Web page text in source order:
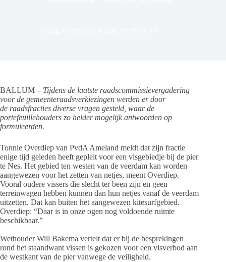
BALLUM – Tijdens de laatste raadscommissievergadering
voor de gemeenteraadsverkiezingen werden er door
de raadsfracties diverse vragen gesteld, waar de
portefeuillehouders zo helder mogelijk antwoorden op
formuleerden.
Tonnie Overdiep van PvdA Ameland meldt dat zijn fractie
enige tijd geleden heeft gepleit voor een visgebiedje bij de pier
te Nes. Het gebied ten westen van de veerdam kan worden
aangewezen voor het zetten van netjes, meent Overdiep.
Vooral oudere vissers die slecht ter been zijn en geen
terreinwagen hebben kunnen dan hun netjes vanaf de veerdam
uitzetten. Dat kan buiten het aangewezen kitesurfgebied.
Overdiep: “Daar is in onze ogen nog voldoende ruimte
beschikbaar.”
Wethouder Will Bakema vertelt dat er bij de besprekingen
rond het staandwant vissen is gekozen voor een visverbod aan
de westkant van de pier vanwege de veiligheid.